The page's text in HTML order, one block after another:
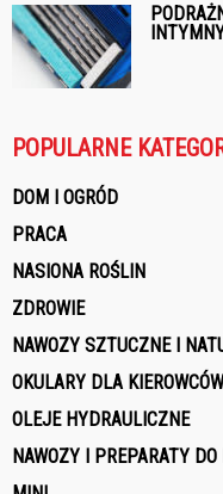
POPULARNE
DOM I OGRÓD
PRACA
NASIONA ROŚLIN
ZDROWIE
NAWOZY SZTUCZNE I
OKULARY DLA
OLEJE HYDRAULICZNE
NAWOZY I PREPARATY